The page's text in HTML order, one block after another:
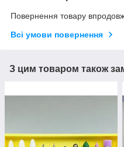
Повернення товару
Всі умови повернення
З цим товаром також